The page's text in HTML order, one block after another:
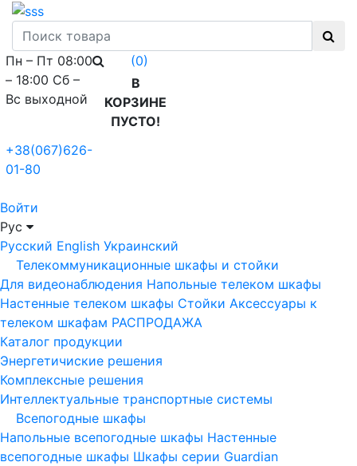
Пн – Пт 08:00
– 18:00 Сб –
Вс выходной
+38(067)626-
01-80
(0)
В
КОРЗИНЕ
ПУСТО!
Войти
Рус
Русский English Украинский
Телекоммуникационные шкафы и стойки
Для видеонаблюдения Напольные телеком шкафы
Настенные телеком шкафы Стойки Аксессуары к
телеком шкафам РАСПРОДАЖА
Каталог продукции
Энергетичиские решения
Комплексные решения
Интеллектуальные транспортные системы
Всепогодные шкафы
Напольные всепогодные шкафы Настенные
всепогодные шкафы Шкафы серии Guardian